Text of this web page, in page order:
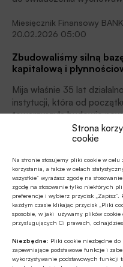
Strona
cookie
Na stronie stosujemy pliki cookie w celu
korzystania, a także w celach
wszystkie” wyrażasz zgodę na
zgodę na stosowanie tylko niektórych
preferencje i wybierz przycisk
każdym czasie klikając przycisk „Pliki
sposobie, w jaki używamy plików cookie
przysługujących Ci prawach,
Niezbędne: Pliki cookie niezbędne do
zapewniające podstawowe funkcje i
wykorzystywanie podstawowych
maja 2027 roku (tzw.
Miesięcznik Finansowy
20.02.2026 05:00
Zbudowaliśmy silną
kapitałową i
Mija właśnie 35 lat
instytucji, która od
towarzyszyła budowie
w Polsce. Przez ponad
reprezentował interesy
zarówno bankom, jak i ich
polskiej bankowości jest
konsekwentnej, często
Z rynku finansowego
Banco Santander
amerykański Webster
Hiszpański Banco
amerykańskiego Webster
jedna z największych
ważny krok w
Z rynku finansowego